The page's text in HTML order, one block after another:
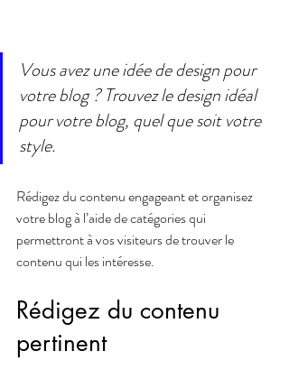
Vous avez une idée de design pour
votre blog ? Trouvez le design idéal
pour votre blog, quel que soit votre
style.
Rédigez du contenu engageant et organisez
votre blog à l’aide de catégories qui
permettront à vos visiteurs de trouver le
contenu qui les intéresse.
Rédigez du contenu
pertinent